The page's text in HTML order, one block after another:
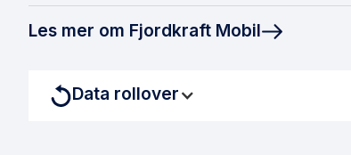
Les mer om Fjordkraft Mobil
Data rollover